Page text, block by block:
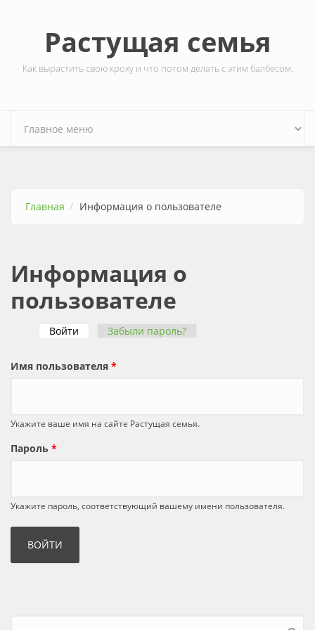
Растущая семья
Как вырастить свою кроху и что потом делать с этим балбесом.
Главная Информация о пользователе
Информация о
пользователе
Войти (активная вкладка)
Забыли пароль?
Имя пользователя *
Укажите ваше имя на сайте Растущая семья.
Пароль *
Укажите пароль, соответствующий вашему имени пользователя.